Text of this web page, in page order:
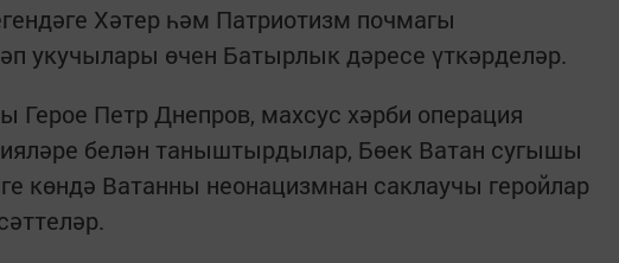
Хәтер һәм Патриотизм почмагы
укучылары өчен Батырлык дәресе үткәрделәр.
Герое Петр Днепров, махсус хәрби операция
белән таныштырдылар, Бөек Ватан сугышы
көндә Ватанны неонацизмнан саклаучы геройлар